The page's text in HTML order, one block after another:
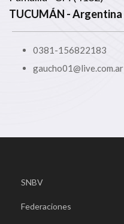
TUCUMÁN - Argentina
0381-156822183
gaucho01@live.com.ar
SNBV
Federaciones